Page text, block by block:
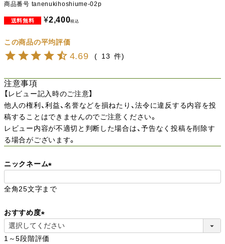
商品番号 tanenukihoshiume-02p
¥2,400税込
4.69 13
注意事項
【レビュー記入時のご注意】
他人の権利、利益、名誉などを損ねたり、法令に違反する内容を投
稿することはできませんのでご注意ください。
レビュー内容が不適切と判断した場合は、予告なく投稿を削除す
る場合がございます。
ニックネーム
必
全角25文字まで
おすすめ度
(
必
1～5段階評価